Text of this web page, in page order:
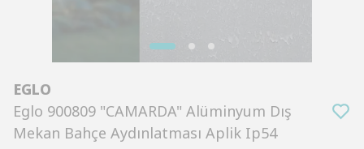
EGLO
Eglo 900809 "CAMARDA" Alüminyum Dış
Mekan Bahçe Aydınlatması Aplik Ip54